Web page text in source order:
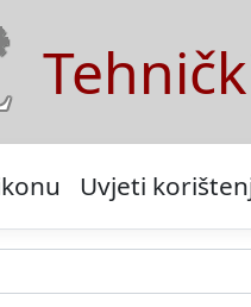
Uvjeti